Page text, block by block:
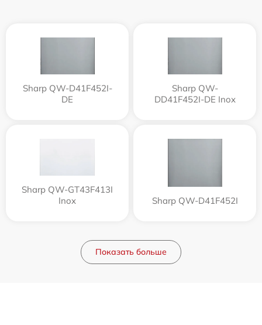
Sharp QW-D41F452I-
DE
Sharp QW-
DD41F452I-DE Inox
Sharp QW-GT43F413I
Inox
Sharp QW-D41F452I
Показать больше